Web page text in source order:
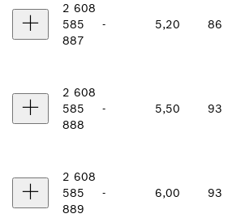
2 608
585
887
- 5,20 86
2 608
585
888
- 5,50 93
2 608
585
889
- 6,00 93